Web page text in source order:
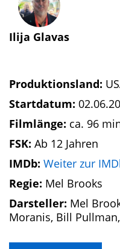
Ilija Glavas
Produktionsland:
Startdatum:
Filmlänge: ca. 96
FSK: Ab 12 Jahren
IMDb: Weiter zur
Regie: Mel Brooks
Darsteller: Mel
Moranis, Bill